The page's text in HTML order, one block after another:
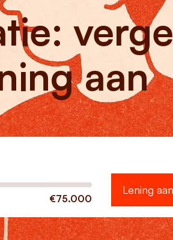
aan
€75.000
Lening